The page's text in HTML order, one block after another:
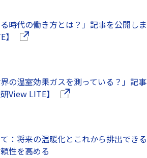
時代の働き方とは？」記事を公開しま
（別ウインドウで開きます）
の温室効果ガスを測っている？」記事
View LITE】
（別ウインドウで開きま
：将来の温暖化とこれから排出できる
性を高める